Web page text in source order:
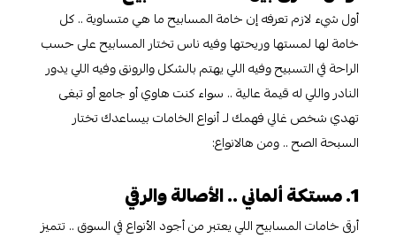
أول شيء لازم تعرفه إن خامة المسابيح ما هي متساوية .. كل
خامة لها لمستها وريحتها وفيه ناس تختار المسابيح على حسب
الراحة في التسبيح وفيه اللي يهتم بالشكل والرونق وفيه اللي يدور
النادر واللي له قيمة عالية .. سواء كنت هاوي أو جامع أو تبغى
تهدي شخص غالي فهمك لـ أنواع الخامات بيساعدك تختار
السبحة الصح .. ومن هالانواع:
أرقى خامات المسابيح اللي يعتبر من أجود الأنواع في السوق .. تتميز